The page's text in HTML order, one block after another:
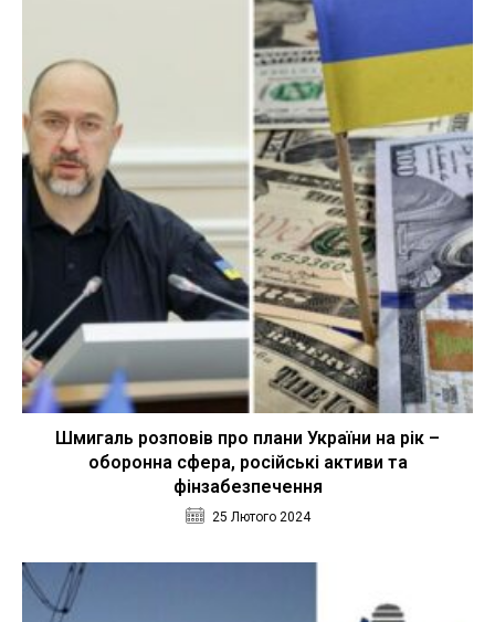
Шмигаль розповів про плани України на рік –
оборонна сфера, російські активи та
фінзабезпечення
25 Лютого 2024